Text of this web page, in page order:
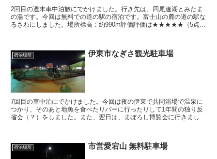
2回目の週末車中泊旅にでかけました。行き先は、四尾連湖とみたま
の湯です。今回は無料での道の駅の宿泊です。富士山の麓の道の駅な
るさわにしました。場所標高：約990m評価評価は★★★★★（5点満
宿泊場所 伊東市なぎさ観光駐車場
7回目の車中泊にでかけました。今回は夜の伊東で共同浴場で温泉に
つかり、そのあと地魚を食べたりバーに行ったりして1年間の独り反
省会（？）をしました。また、翌日は、まぼろし博覧会に行きまし
宿泊場所 市営愛宕山 無料駐車場